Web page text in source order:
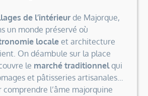
de l’intérieurde Majorque,
un monde préservé où
localeet architecture
On déambule sur la place
le marché traditionnelqui
et pâtisseries artisanales…
comprendre l’âme majorquine